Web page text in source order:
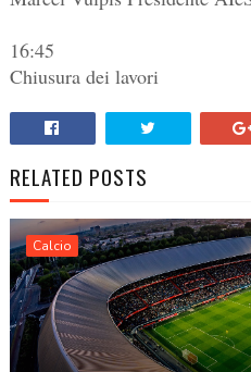
16:45
Chiusura dei lavori
RELATED POSTS
Calcio